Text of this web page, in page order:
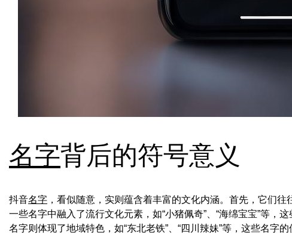
名字背后的符号意义
抖音名字 ，看似随意，实则蕴含着丰富的文化内涵。首先，它们
一些名字中融入了流行文化元素，如“小猪佩奇”、“海绵宝宝”等，
名字则体现了地域特色，如“东北老铁”、“四川辣妹”等，这些名字